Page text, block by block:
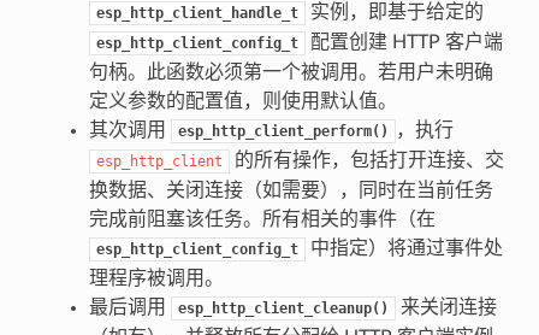
esp_http_client_handle_t 实例，即基于给定的
esp_http_client_config_t
配置创建 HTTP 客户端
句柄。此函数必须第一个被调用。若用户未明确
定义参数的配置值，则使用默认值。
其次调用
esp_http_client_perform() ，执行
esp_http_client
的所有操作，包括打开连接、交
换数据、关闭连接（如需要），同时在当前任务
完成前阻塞该任务。所有相关的事件（在
esp_http_client_config_t
中指定）将通过事件处
理程序被调用。
最后调用
esp_http_client_cleanup()
来关闭连接